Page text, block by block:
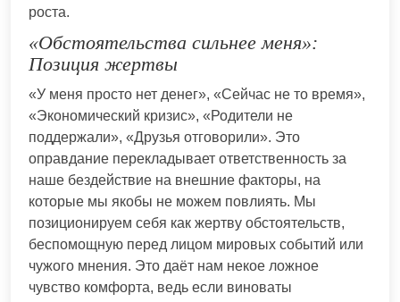
роста.
«Обстоятельства сильнее меня»:
Позиция жертвы
«У меня просто нет денег», «Сейчас не то время»,
«Экономический кризис», «Родители не
поддержали», «Друзья отговорили». Это
оправдание перекладывает ответственность за
наше бездействие на внешние факторы, на
которые мы якобы не можем повлиять. Мы
позиционируем себя как жертву обстоятельств,
беспомощную перед лицом мировых событий или
чужого мнения. Это даёт нам некое ложное
чувство комфорта, ведь если виноваты